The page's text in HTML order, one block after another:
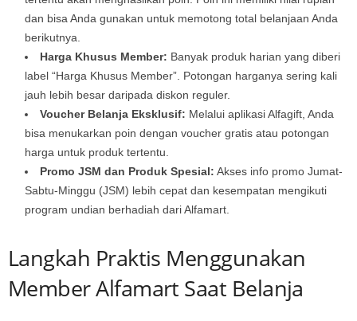
dan bisa Anda gunakan untuk memotong total belanjaan Anda
berikutnya.
Harga Khusus Member: Banyak produk harian yang diberi
label “Harga Khusus Member”. Potongan harganya sering kali
jauh lebih besar daripada diskon reguler.
Voucher Belanja Eksklusif: Melalui aplikasi Alfagift, Anda
bisa menukarkan poin dengan voucher gratis atau potongan
harga untuk produk tertentu.
Promo JSM dan Produk Spesial: Akses info promo Jumat-
Sabtu-Minggu (JSM) lebih cepat dan kesempatan mengikuti
program undian berhadiah dari Alfamart.
Langkah Praktis Menggunakan
Member Alfamart Saat Belanja